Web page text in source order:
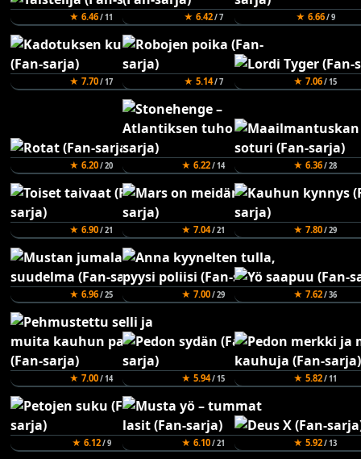
★ 6.46/ 11 ★ 6.42/ 7 ★ 6.66/ 9
★ 7.70/ 17 ★ 5.14/ 7 ★ 7.06/ 15
★ 6.20/ 20 ★ 6.22/ 14 ★ 6.36/ 28
★ 6.90/ 21 ★ 7.04/ 21 ★ 7.80/ 29
★ 6.96/ 25 ★ 7.00/ 29 ★ 7.62/ 36
★ 7.00/ 14 ★ 5.94/ 15 ★ 5.82/ 11
★ 6.12/ 9 ★ 6.10/ 21 ★ 5.92/ 13